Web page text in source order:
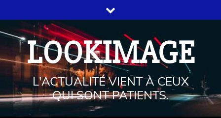
LOOKIMAGE
L'ACTUALITÉ VIENT À CEUX
QUI SONT PATIENTS.